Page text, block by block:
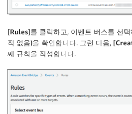
[Rules]를 클릭하고, 이벤트 버스를 선
직 없음)을 확인합니다. 그런 다음, [
째 규칙을 작성합니다.